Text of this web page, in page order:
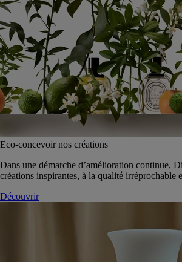
Eco-concevoir nos créations
Dans une démarche d’amélioration continue,
créations inspirantes, à la qualité́ irréprochable
Découvrir